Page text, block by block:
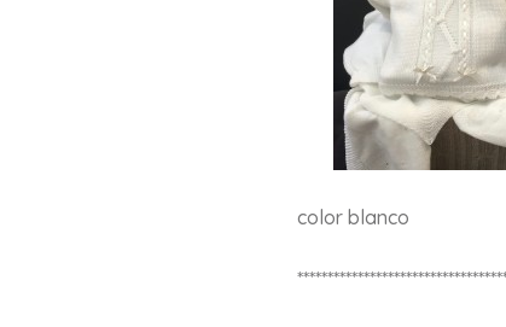
color blanco